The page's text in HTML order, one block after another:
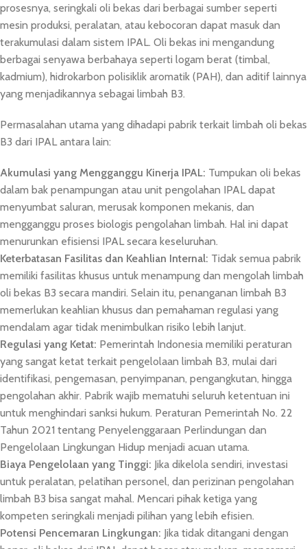
prosesnya, seringkali oli bekas dari berbagai sumber seperti
mesin produksi, peralatan, atau kebocoran dapat masuk dan
terakumulasi dalam sistem IPAL. Oli bekas ini mengandung
berbagai senyawa berbahaya seperti logam berat (timbal,
kadmium), hidrokarbon polisiklik aromatik (PAH), dan aditif lainnya
yang menjadikannya sebagai limbah B3.
Permasalahan utama yang dihadapi pabrik terkait limbah oli bekas
B3 dari IPAL antara lain:
Akumulasi yang Mengganggu Kinerja IPAL: Tumpukan oli bekas
dalam bak penampungan atau unit pengolahan IPAL dapat
menyumbat saluran, merusak komponen mekanis, dan
mengganggu proses biologis pengolahan limbah. Hal ini dapat
menurunkan efisiensi IPAL secara keseluruhan.
Keterbatasan Fasilitas dan Keahlian Internal: Tidak semua pabrik
memiliki fasilitas khusus untuk menampung dan mengolah limbah
oli bekas B3 secara mandiri. Selain itu, penanganan limbah B3
memerlukan keahlian khusus dan pemahaman regulasi yang
mendalam agar tidak menimbulkan risiko lebih lanjut.
Regulasi yang Ketat: Pemerintah Indonesia memiliki peraturan
yang sangat ketat terkait pengelolaan limbah B3, mulai dari
identifikasi, pengemasan, penyimpanan, pengangkutan, hingga
pengolahan akhir. Pabrik wajib mematuhi seluruh ketentuan ini
untuk menghindari sanksi hukum. Peraturan Pemerintah No. 22
Tahun 2021 tentang Penyelenggaraan Perlindungan dan
Pengelolaan Lingkungan Hidup menjadi acuan utama.
Biaya Pengelolaan yang Tinggi: Jika dikelola sendiri, investasi
untuk peralatan, pelatihan personel, dan perizinan pengolahan
limbah B3 bisa sangat mahal. Mencari pihak ketiga yang
kompeten seringkali menjadi pilihan yang lebih efisien.
Potensi Pencemaran Lingkungan: Jika tidak ditangani dengan